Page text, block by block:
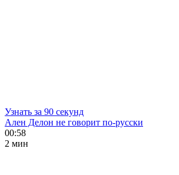
Узнать за 90 секунд
Ален Делон не говорит по-русски
00:58
2 мин